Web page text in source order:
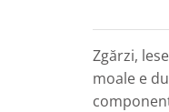
Zgărzi,
moale e